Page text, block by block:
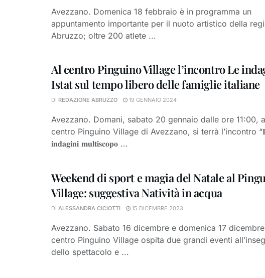
Avezzano. Domenica 18 febbraio è in programma un
appuntamento importante per il nuoto artistico della
Abruzzo; oltre 200 atlete ...
Al centro Pinguino Village l’incontro Le
Istat sul tempo libero delle famiglie italiane
DI REDAZIONE ABRUZZO 19 GENNAIO 2024
Avezzano. Domani, sabato 20 gennaio dalle ore 11:00,
centro Pinguino Village di Avezzano, si terrà l’incontro
𝐢𝐧𝐝𝐚𝐠𝐢𝐧𝐢 𝐦𝐮𝐥𝐭𝐢𝐬𝐜𝐨𝐩𝐨 ...
Weekend di sport e magia del Natale al
Village: suggestiva Natività in acqua
DI ALESSANDRA CICIOTTI 15 DICEMBRE 2023
Avezzano. Sabato 16 dicembre e domenica 17
centro Pinguino Village ospita due grandi eventi
dello spettacolo e ...